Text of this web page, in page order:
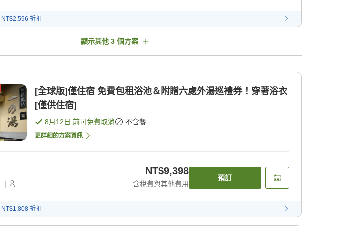
NT$2,596 折扣
顯示其他 3 個方案
[全球版]僅住宿 免費包租浴池＆附贈六處外湯巡禮券！穿著浴衣
[僅供住宿]
8月12日 前可免費取消 不含餐
更詳細的方案資訊
|
NT$9,398
含稅費與其他費用
預訂
NT$1,808 折扣